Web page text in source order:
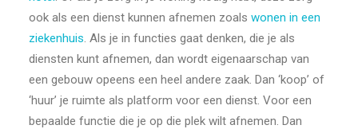
ook als een dienst kunnen afnemen zoals wonen in een
ziekenhuis. Als je in functies gaat denken, die je als
diensten kunt afnemen, dan wordt eigenaarschap van
een gebouw opeens een heel andere zaak. Dan ‘koop’ of
‘huur’ je ruimte als platform voor een dienst. Voor een
bepaalde functie die je op die plek wilt afnemen. Dan